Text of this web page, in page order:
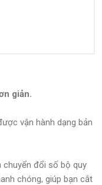
giản.
vận hành dạng bản
chuyển đổi số bộ quy
chóng, giúp bạn cắt